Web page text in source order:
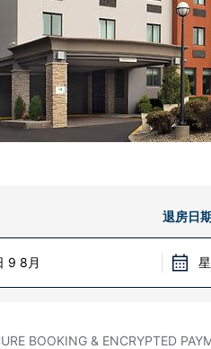
9 8月
退房日
BOOKING & ENCRYPTED